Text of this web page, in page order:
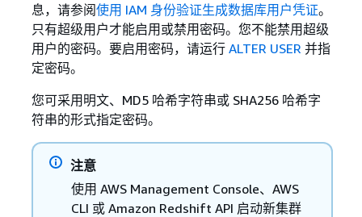
息，请参阅使用 IAM 身份验证生成数据库用户凭证。
只有超级用户才能启用或禁用密码。您不能禁用超级
用户的密码。要启用密码，请运行 ALTER USER 并指
定密码。
您可采用明文、MD5 哈希字符串或 SHA256 哈希字
符串的形式指定密码。
注意
使用 AWS Management Console、AWS
CLI 或 Amazon Redshift API 启动新集群